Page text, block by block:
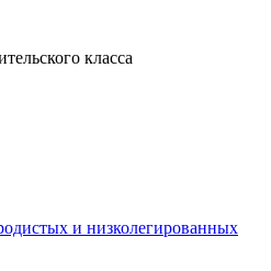
класса
и низколегированных